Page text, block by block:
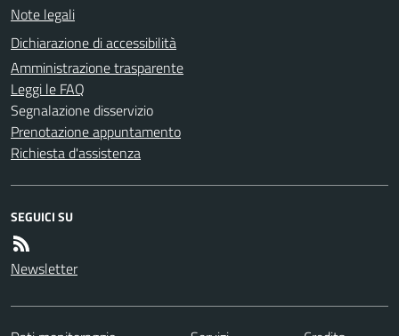
Note legali
Dichiarazione di accessibilità
Amministrazione trasparente
Leggi le FAQ
Segnalazione disservizio
Prenotazione appuntamento
Richiesta d'assistenza
SEGUICI SU
Newsletter